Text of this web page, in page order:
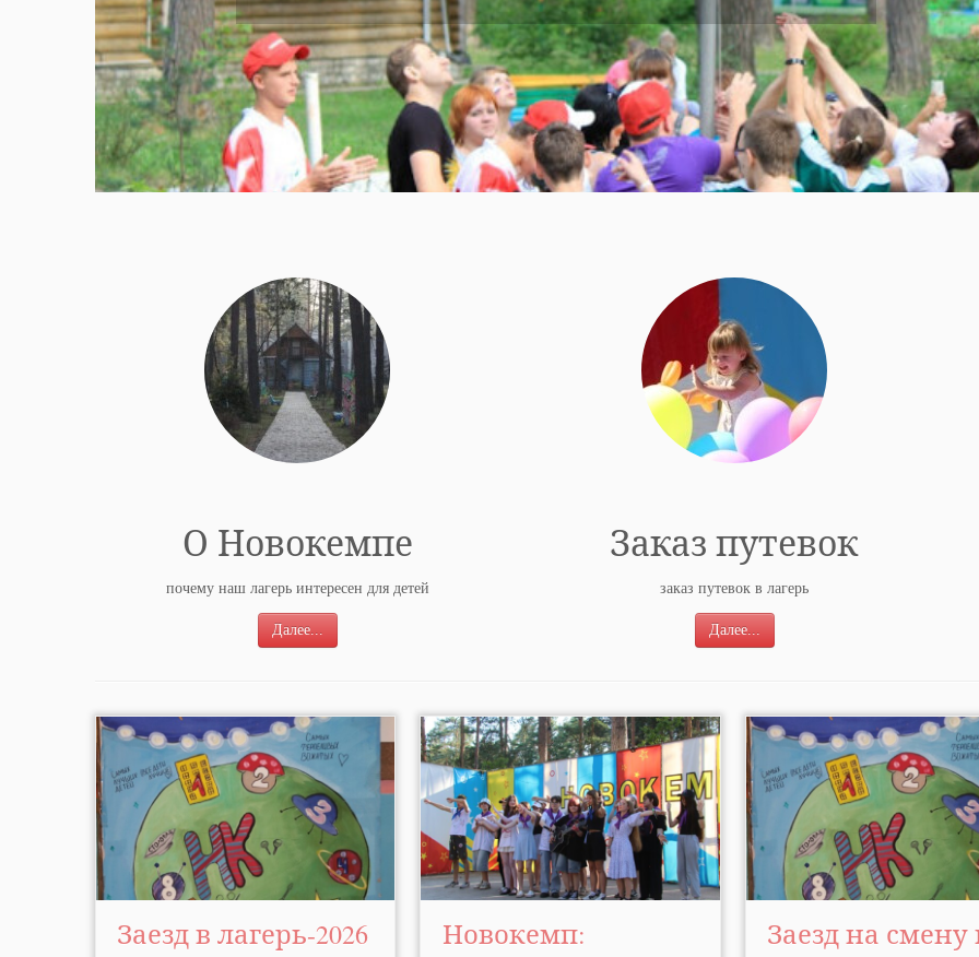
О Новокемпе
почему наш лагерь интересен для детей
Далее...
Заказ путевок
заказ путевок в лагерь
Далее...
Заезд в лагерь-2026
Новокемп:
Заезд на смену